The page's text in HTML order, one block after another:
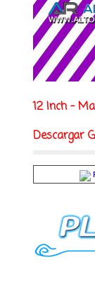
12 Inch -
Descargar